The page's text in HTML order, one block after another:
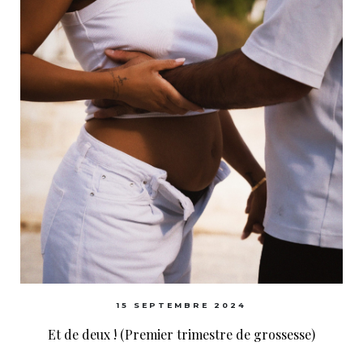
15 SEPTEMBRE 2024
Et de deux ! (Premier trimestre de grossesse)